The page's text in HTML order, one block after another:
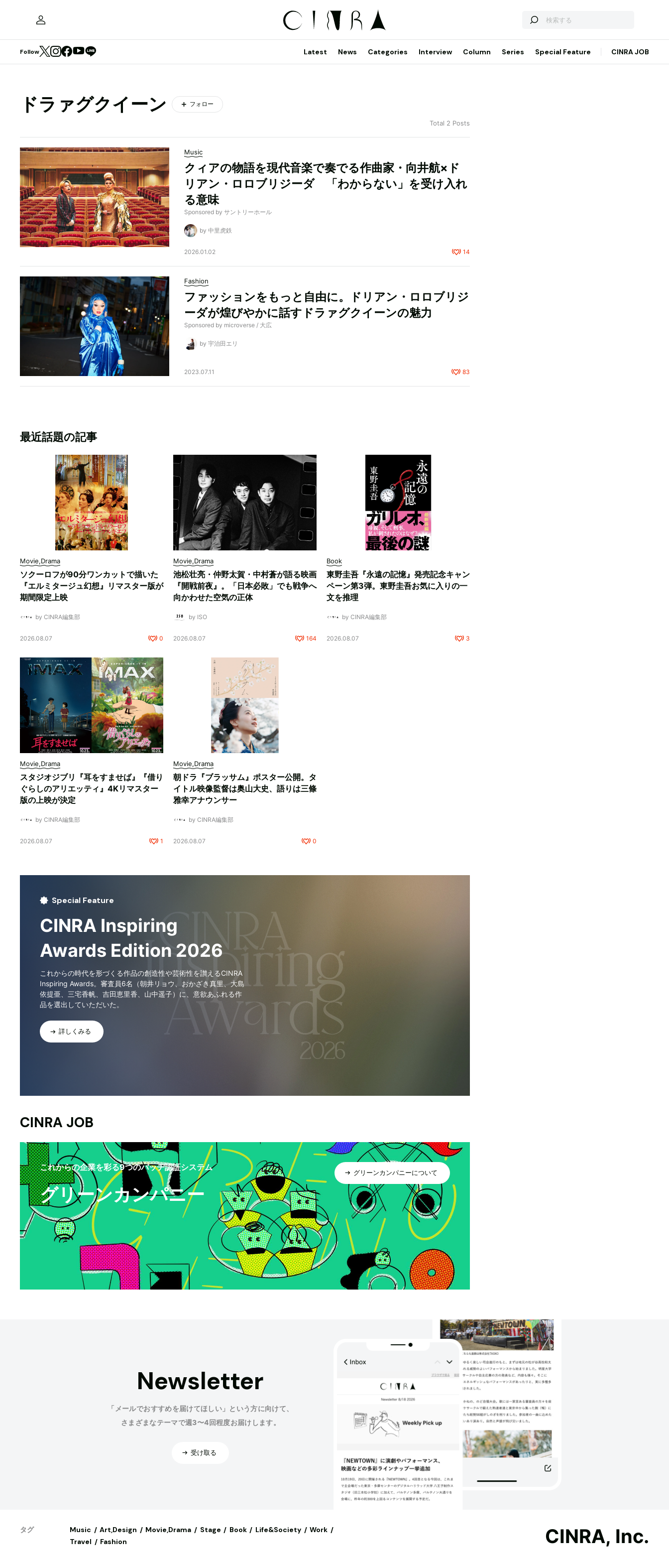
Follow Latest News Categories Interview Column Series Special Feature CINRA JOB
ドラァグクイーン フォロー
Total 2 Posts
Music
クィアの物語を現代音楽で奏でる作曲家・向井航×ド
リアン・ロロブリジーダ 「わからない」を受け入れ
る意味
Sponsored by サントリーホール
by 中里虎鉄
2026.01.02 14
Fashion
ファッションをもっと自由に。ドリアン・ロロブリジ
ーダが煌びやかに話すドラァグクイーンの魅力
Sponsored by microverse / 大広
by 宇治田エリ
2023.07.11 83
最近話題の記事
Movie,Drama
ソクーロフが90分ワンカットで描いた
『エルミタージュ幻想』リマスター版が
期間限定上映
by CINRA編集部
2026.08.07 0
Movie,Drama
池松壮亮・仲野太賀・中村蒼が語る映画
『開戦前夜』。「日本必敗」でも戦争へ
向かわせた空気の正体
by ISO
2026.08.07 164
Book
東野圭吾『永遠の記憶』発売記念キャン
ペーン第3弾。東野圭吾お気に入りの一
文を推理
by CINRA編集部
2026.08.07 3
Movie,Drama
スタジオジブリ『耳をすませば』『借り
ぐらしのアリエッティ』4Kリマスター
版の上映が決定
by CINRA編集部
2026.08.07 1
Movie,Drama
朝ドラ『ブラッサム』ポスター公開。タ
イトル映像監督は奥山大史、語りは三條
雅幸アナウンサー
by CINRA編集部
2026.08.07 0
Special Feature
CINRA Inspiring
Awards Edition 2026
これからの時代を形づくる作品の創造性や芸術性を讃えるCINRA
Inspiring Awards。審査員6名（朝井リョウ、おかざき真里、大島
依提亜、三宅香帆、吉田恵里香、山中遥子）に、意欲あふれる作
品を選出していただいた。
詳しくみる
CINRA JOB
これからの企業を彩る9つのバッヂ認証システム
グリーンカンパニー
グリーンカンパニーについて
Newsletter
「メールでおすすめを届けてほしい」という方に向けて、
さまざまなテーマで週3〜4回程度お届けします。
受け取る
タグ Music Art,Design Movie,Drama Stage Book Life&Society
Work
Travel
Fashion CINRA, Inc.